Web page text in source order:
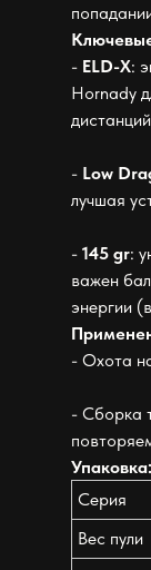
- ELD-X:
Hornady
дистанций
- Low
лучшая
- 145 gr:
важен
энергии
- Охота
- Сборка
Упаковка:
Серия
Вес пули